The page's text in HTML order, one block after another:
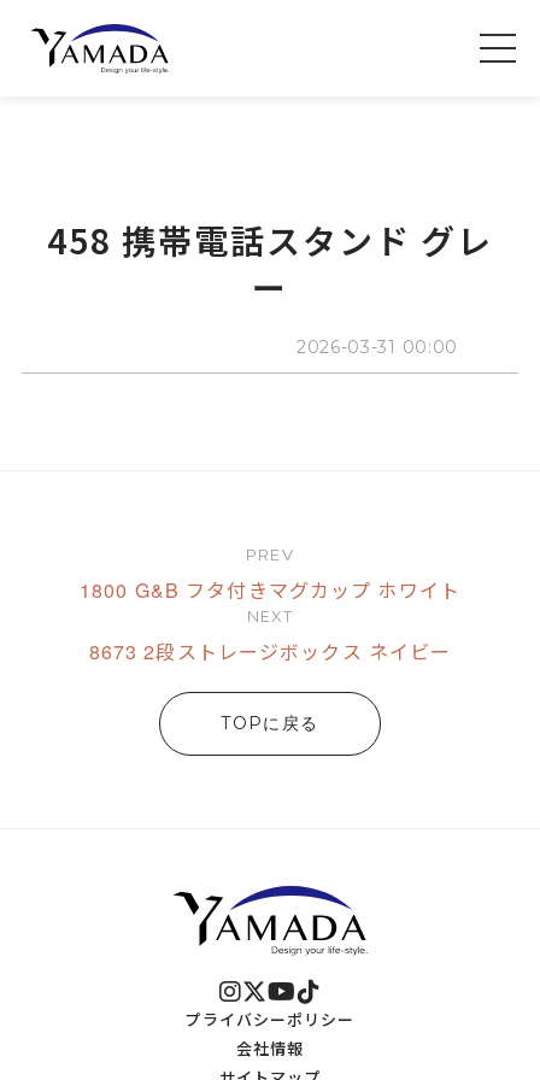
458 携帯電話スタンド グレ
ー
2026-03-31 00:00
PREV
1800 G&B フタ付きマグカップ ホワイト
NEXT
8673 2段ストレージボックス ネイビー
TOPに戻る
プライバシーポリシー
会社情報